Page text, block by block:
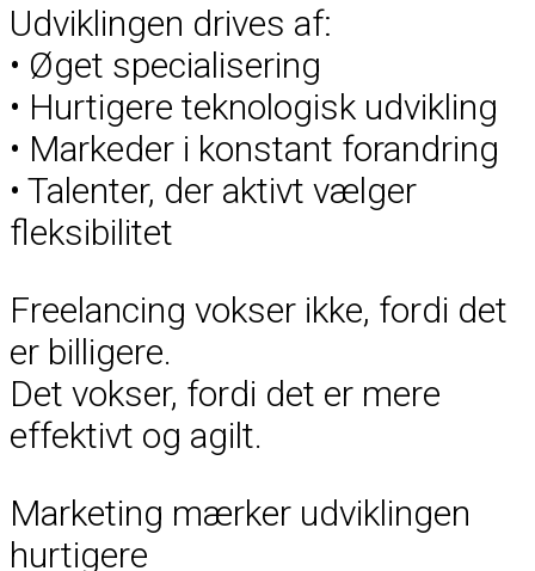
Udviklingen drives af:
• Øget specialisering
• Hurtigere teknologisk udvikling
• Markeder i konstant forandring
• Talenter, der aktivt vælger
fleksibilitet
Freelancing vokser ikke, fordi det
er billigere.
Det vokser, fordi det er mere
effektivt og agilt.
Marketing mærker udviklingen
hurtigere